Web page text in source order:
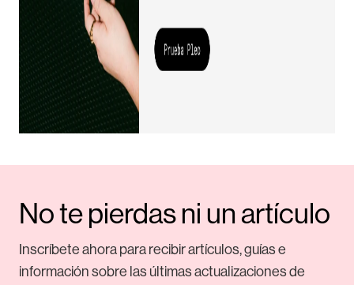
No te pierdas ni un artículo
Inscríbete ahora para recibir artículos, guías e
información sobre las últimas actualizaciones de